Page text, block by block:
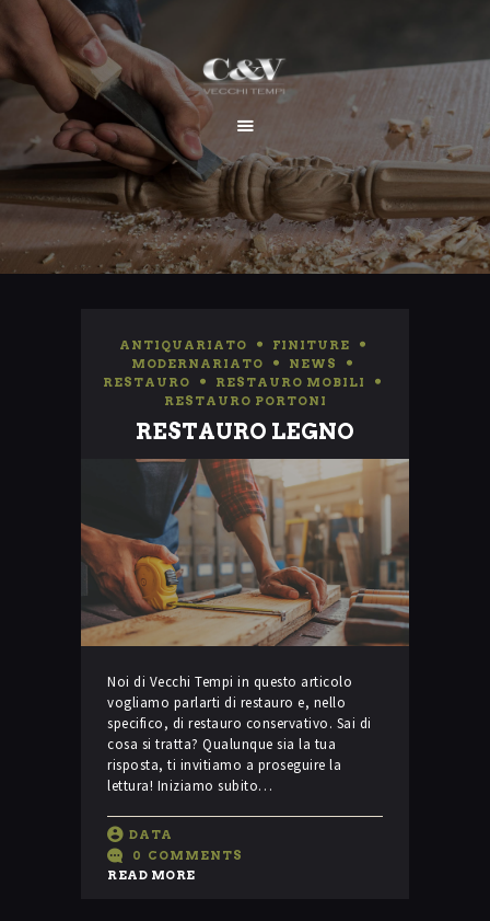
HOME
CHI SIAMO
SERVIZI
I NOSTRI LAVORI
CONTATTI
ANTIQUARIATO FINITURE
MODERNARIATO
NEWS
RESTAURO
RESTAURO MOBILI
RESTAURO PORTONI
RESTAURO LEGNO
Noi di Vecchi Tempi in questo articolo
vogliamo parlarti di restauro e, nello
specifico, di restauro conservativo. Sai di
cosa si tratta? Qualunque sia la tua
risposta, ti invitiamo a proseguire la
lettura! Iniziamo subito…
DATA
0 COMMENTS
READ MORE